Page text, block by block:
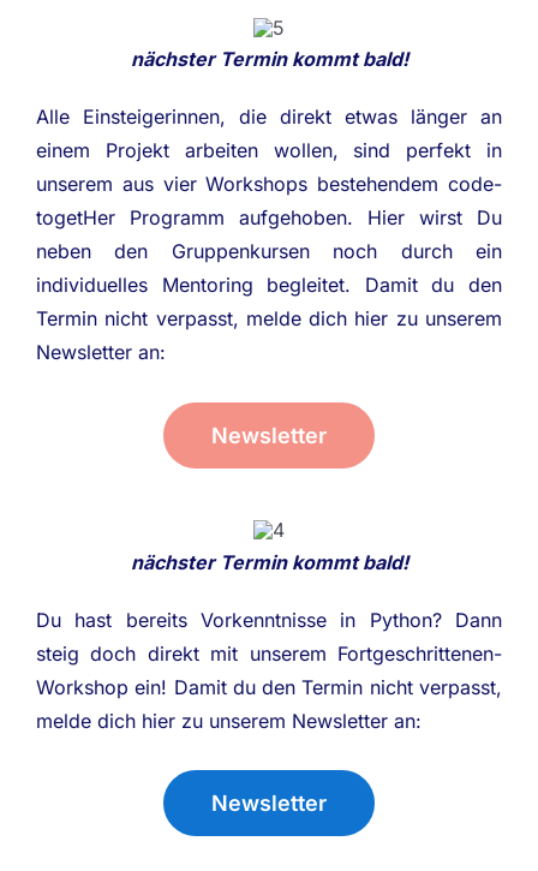
nächster Termin kommt bald!
Alle Einsteigerinnen, die direkt etwas länger an
einem Projekt arbeiten wollen, sind perfekt in
unserem aus vier Workshops bestehendem code-
togetHer Programm aufgehoben. Hier wirst Du
neben den Gruppenkursen noch durch ein
individuelles Mentoring begleitet. Damit du den
Termin nicht verpasst, melde dich hier zu unserem
Newsletter an:
Newsletter
nächster Termin kommt bald!
Du hast bereits Vorkenntnisse in Python? Dann
steig doch direkt mit unserem Fortgeschrittenen-
Workshop ein! Damit du den Termin nicht verpasst,
melde dich hier zu unserem Newsletter an:
Newsletter